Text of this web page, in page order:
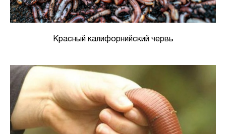
Красный калифорнийский червь